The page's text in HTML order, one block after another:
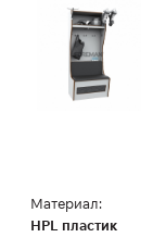
Материал:
HPL пластик